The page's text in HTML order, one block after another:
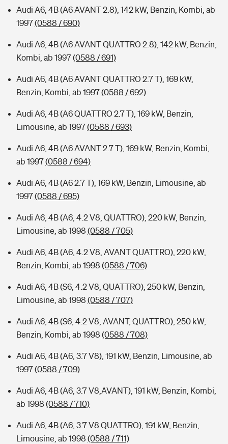
Audi A6, 4B (A6 AVANT 2.8), 142 kW, Benzin, Kombi, ab
1997(0588 / 690)
Audi A6, 4B (A6 AVANT QUATTRO 2.8), 142 kW, Benzin,
Kombi, ab 1997(0588 / 691)
Audi A6, 4B (A6 AVANT QUATTRO 2.7 T), 169 kW,
Benzin, Kombi, ab 1997(0588 / 692)
Audi A6, 4B (A6 QUATTRO 2.7 T), 169 kW, Benzin,
Limousine, ab 1997(0588 / 693)
Audi A6, 4B (A6 AVANT 2.7 T), 169 kW, Benzin, Kombi,
ab 1997(0588 / 694)
Audi A6, 4B (A6 2.7 T), 169 kW, Benzin, Limousine, ab
1997(0588 / 695)
Audi A6, 4B (A6, 4.2 V8, QUATTRO), 220 kW, Benzin,
Limousine, ab 1998 (0588 / 705)
Audi A6, 4B (A6, 4.2 V8, AVANT QUATTRO), 220 kW,
Benzin, Kombi, ab 1998 (0588 / 706)
Audi A6, 4B (S6, 4.2 V8, QUATTRO), 250 kW, Benzin,
Limousine, ab 1998 (0588 / 707)
Audi A6, 4B (S6, 4.2 V8, AVANT, QUATTRO), 250 kW,
Benzin, Kombi, ab 1998 (0588 / 708)
Audi A6, 4B (A6, 3.7 V8), 191 kW, Benzin, Limousine, ab
1997(0588 / 709)
Audi A6, 4B (A6, 3.7 V8,AVANT), 191 kW, Benzin, Kombi,
ab 1998 (0588 / 710)
Audi A6, 4B (A6, 3.7 V8 QUATTRO), 191 kW, Benzin,
Limousine, ab 1998 (0588 / 711)